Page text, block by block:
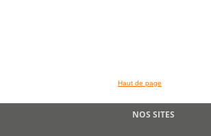
Haut de page
NOS SITES